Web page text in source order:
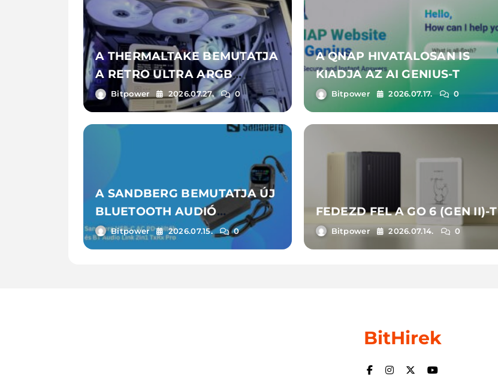
A THERMALTAKE BEMUTATJA
A RETRO ULTRA ARGB
SOROZATOT
Bitpower 2026.07.27. 0
A QNAP HIVATALOSAN IS
KIADJA AZ AI GENIUS-T
Bitpower 2026.07.17. 0
A SANDBERG BEMUTATJA ÚJ
BLUETOOTH AUDIÓ
ADAPTERÉT ÉS
LAPTOPTÖLTŐIT
Bitpower 2026.07.15. 0
FEDEZD FEL A GO 6 (GEN II)-T
Bitpower 2026.07.14. 0
BitHirek